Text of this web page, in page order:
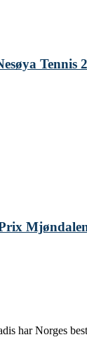
Tennis
har Norges